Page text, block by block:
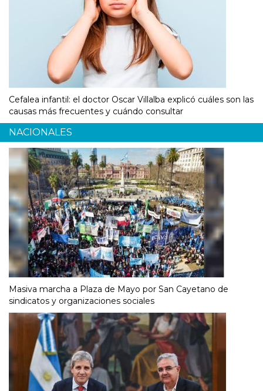
Cefalea infantil: el doctor Oscar Villalba explicó cuáles son las
causas más frecuentes y cuándo consultar
NACIONALES
Masiva marcha a Plaza de Mayo por San Cayetano de
sindicatos y organizaciones sociales